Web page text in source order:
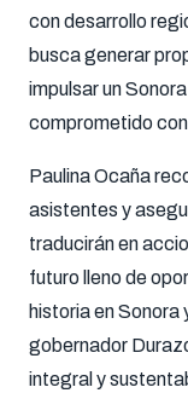
con desarrollo
busca generar
impulsar un
comprometido
Paulina Ocaña
asistentes y
traducirán en
futuro lleno de
historia en Sonora
gobernador
integral y